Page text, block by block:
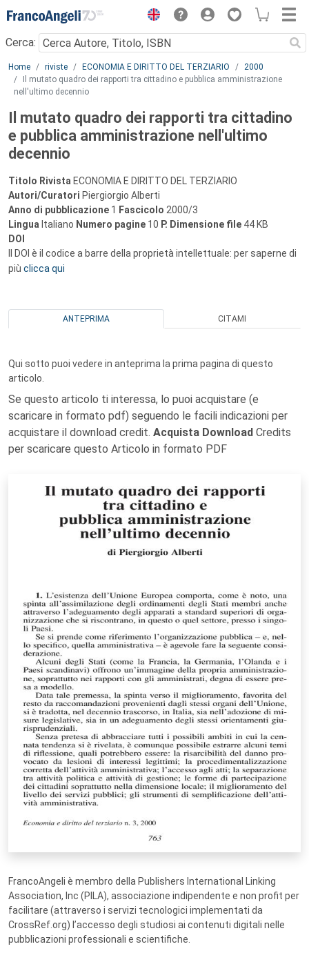
Menu
Cerca:
Main content
Home riviste ECONOMIA E DIRITTO DEL TERZIARIO
2000
Il mutato quadro dei rapporti tra cittadino e pubblica amministrazione
nell'ultimo decennio
Il mutato quadro dei rapporti tra cittadino
e pubblica amministrazione nell'ultimo
decennio
Titolo Rivista ECONOMIA E DIRITTO DEL TERZIARIO
Autori/Curatori Piergiorgio Alberti
Anno di pubblicazione 1 Fascicolo 2000/3
Lingua Italiano Numero pagine 10 P. Dimensione file 44 KB
DOI
Il DOI è il codice a barre della proprietà intellettuale: per saperne di
più clicca qui
ANTEPRIMA CITAMI
Qui sotto puoi vedere in anteprima la prima pagina di questo
articolo.
Se questo articolo ti interessa, lo puoi acquistare (e
scaricare in formato pdf) seguendo le facili indicazioni per
acquistare il download credit. Acquista Download Credits
per scaricare questo Articolo in formato PDF
FrancoAngeli è membro della Publishers International Linking
Association, Inc (PILA), associazione indipendente e non profit per
facilitare (attraverso i servizi tecnologici implementati da
CrossRef.org) l’accesso degli studiosi ai contenuti digitali nelle
pubblicazioni professionali e scientifiche.